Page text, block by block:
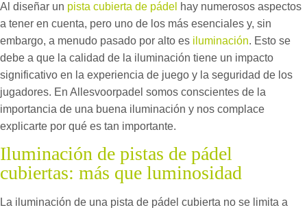
Al diseñar un pista cubierta de pádel hay numerosos aspectos
a tener en cuenta, pero uno de los más esenciales y, sin
embargo, a menudo pasado por alto es iluminación. Esto se
debe a que la calidad de la iluminación tiene un impacto
significativo en la experiencia de juego y la seguridad de los
jugadores. En Allesvoorpadel somos conscientes de la
importancia de una buena iluminación y nos complace
explicarte por qué es tan importante.
Iluminación de pistas de pádel
cubiertas: más que luminosidad
La iluminación de una pista de pádel cubierta no se limita a